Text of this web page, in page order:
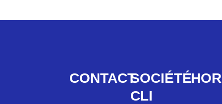
CONTACTSOCIÉTÉ
CLI